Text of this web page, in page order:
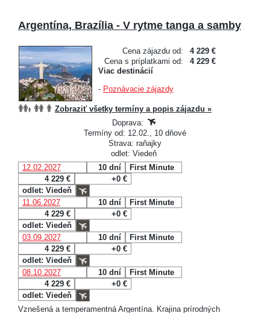
Argentína, Brazília - V rytme tanga a samby
Cena zájazdu od:
4 229 €
Cena s príplatkami od:
4 229 €
Viac destinácií
- Poznávacie zájazdy
Zobraziť všetky termíny a popis zájazdu »
Doprava:
Termíny od: 12.02., 10 dňové
Strava: raňajky
odlet: Viedeň
12.02.2027
10 dní
First Minute
4 229 €
+0 €
odlet: Viedeň
11.06.2027
10 dní
First Minute
4 229 €
+0 €
odlet: Viedeň
03.09.2027
10 dní
First Minute
4 229 €
+0 €
odlet: Viedeň
08.10.2027
10 dní
First Minute
4 229 €
+0 €
odlet: Viedeň
Vznešená a temperamentná Argentína. Krajina prírodných